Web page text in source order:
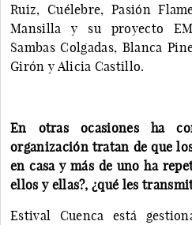
Ruiz, Cuélebre, Pasión
Mansilla y su proyecto
Sambas Colgadas, Blanca
Girón y Alicia Castillo.
En otras ocasiones ha
organización tratan de que
en casa y más de uno ha
ellos y ellas?, ¿qué les
Estival Cuenca está